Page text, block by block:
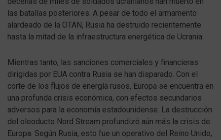
las batallas posteriores. A pesar de todo el armamento
alardeado de la OTAN, Rusia ha destruido recientemente
hasta la mitad de la infraestructura energética de Ucrania.
Mientras tanto, las sanciones comerciales y financieras
dirigidas por EUA contra Rusia se han disparado. Con el
corte de los flujos de energía rusos, Europa se encuentra en
una profunda crisis económica, con efectos secundarios
adversos para la economía estadounidense. La destrucción
del oleoducto Nord Stream profundizó aún más la crisis de
Europa. Según Rusia, esto fue un operativo del Reino Unido,